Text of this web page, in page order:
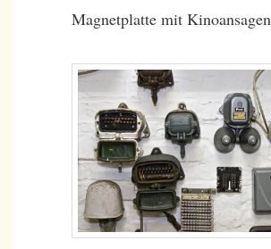
Magnetplatte mit Kinoansagen